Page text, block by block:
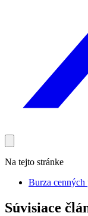
Na tejto stránke
Burza cenných
Súvisiace